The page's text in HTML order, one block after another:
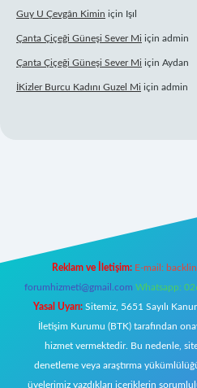
Guy U Çevgân Kimin için Işıl
Çanta Çiçeği Güneşi Sever Mi için admin
Çanta Çiçeği Güneşi Sever Mi için Aydan
İKizler Burcu Kadını Guzel Mi için admin
Reklam ve İletişim: E-mail:
forumhizmeti@gmail.com Whatsapp:
Yasal Uyarı: Sitemiz, 5651 Sayılı
İletişim Kurumu (BTK) tarafından
hizmet vermektedir. Bu nedenle,
denetleme veya araştırma
üyelerimiz yazdıkları içeriklerin